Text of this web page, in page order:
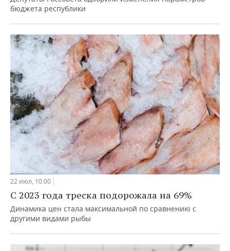
бюджета республики
22 июл, 10:00
С 2023 года треска подорожала на 69%
Динамика цен стала максимальной по сравнению с
другими видами рыбы